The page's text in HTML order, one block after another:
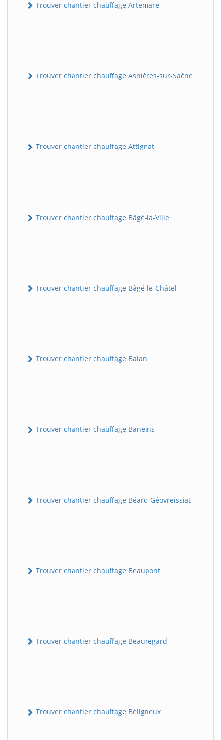
Trouver chantier chauffage Artemare
Trouver chantier chauffage Asnières-sur-Saône
Trouver chantier chauffage Attignat
Trouver chantier chauffage Bâgé-la-Ville
Trouver chantier chauffage Bâgé-le-Châtel
Trouver chantier chauffage Balan
Trouver chantier chauffage Baneins
Trouver chantier chauffage Béard-Géovreissiat
Trouver chantier chauffage Beaupont
Trouver chantier chauffage Beauregard
Trouver chantier chauffage Béligneux